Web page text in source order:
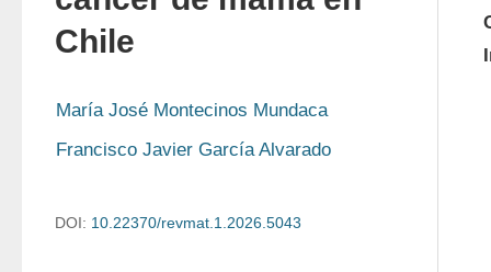
Chile
María José Montecinos Mundaca
Francisco Javier García Alvarado
DOI: 10.22370/revmat.1.2026.5043